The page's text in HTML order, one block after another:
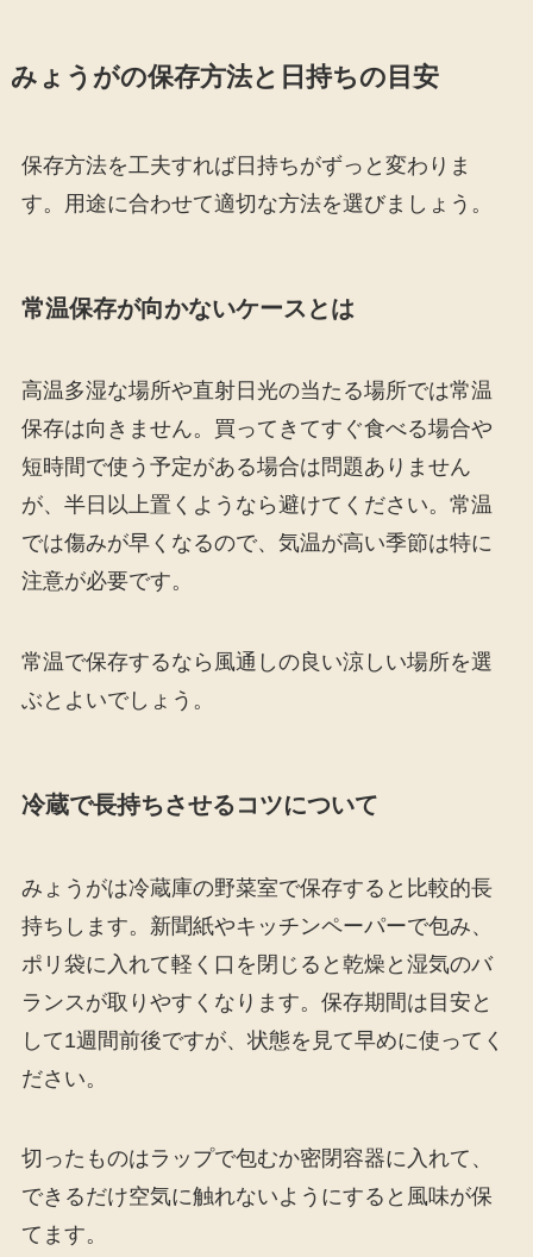
みょうがの保存方法と日持ちの目安
保存方法を工夫すれば日持ちがずっと変わりま
す。用途に合わせて適切な方法を選びましょう。
常温保存が向かないケースとは
高温多湿な場所や直射日光の当たる場所では常温
保存は向きません。買ってきてすぐ食べる場合や
短時間で使う予定がある場合は問題ありません
が、半日以上置くようなら避けてください。常温
では傷みが早くなるので、気温が高い季節は特に
注意が必要です。
常温で保存するなら風通しの良い涼しい場所を選
ぶとよいでしょう。
冷蔵で長持ちさせるコツについて
みょうがは冷蔵庫の野菜室で保存すると比較的長
持ちします。新聞紙やキッチンペーパーで包み、
ポリ袋に入れて軽く口を閉じると乾燥と湿気のバ
ランスが取りやすくなります。保存期間は目安と
して1週間前後ですが、状態を見て早めに使ってく
ださい。
切ったものはラップで包むか密閉容器に入れて、
できるだけ空気に触れないようにすると風味が保
てます。